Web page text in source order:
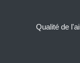
Qualité de